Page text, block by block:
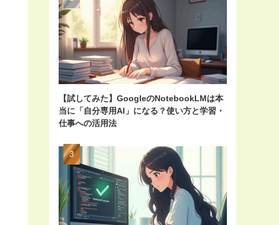
【試してみた】GoogleのNotebookLMは本
当に「自分専用AI」になる？使い方と学習・
仕事への活用法